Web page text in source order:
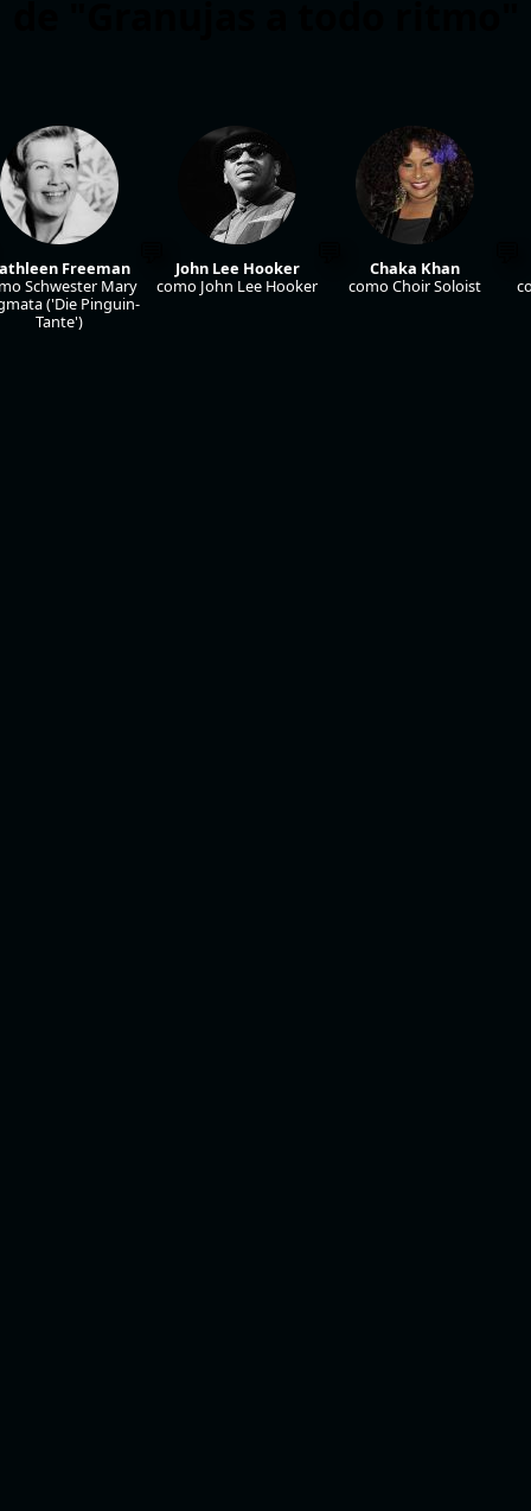
Freeman
Schwester Mary
('Die Pinguin-
Tante')
John Lee Hooker
como John Lee Hooker
Chaka Khan
como Choir Soloist